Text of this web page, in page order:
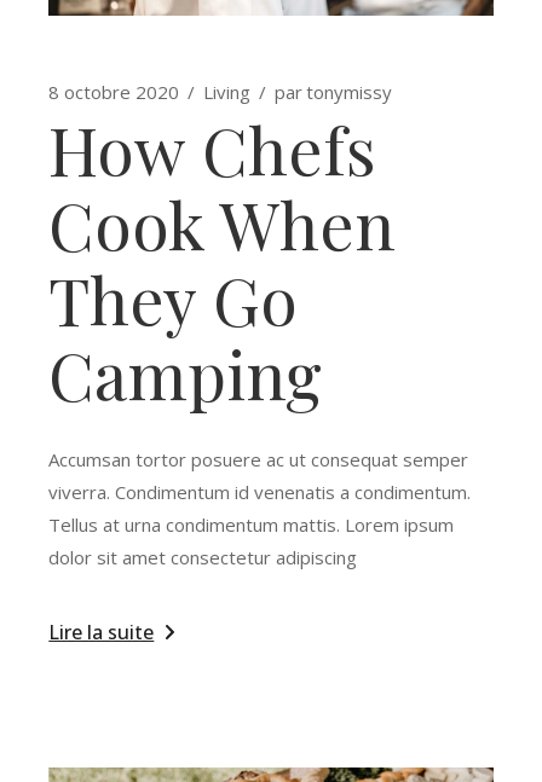
8 octobre 2020 Living partonymissy
How Chefs
Cook When
They Go
Camping
Accumsan tortor posuere ac ut consequat semper
viverra. Condimentum id venenatis a condimentum.
Tellus at urna condimentum mattis. Lorem ipsum
dolor sit amet consectetur adipiscing
Lire la suite